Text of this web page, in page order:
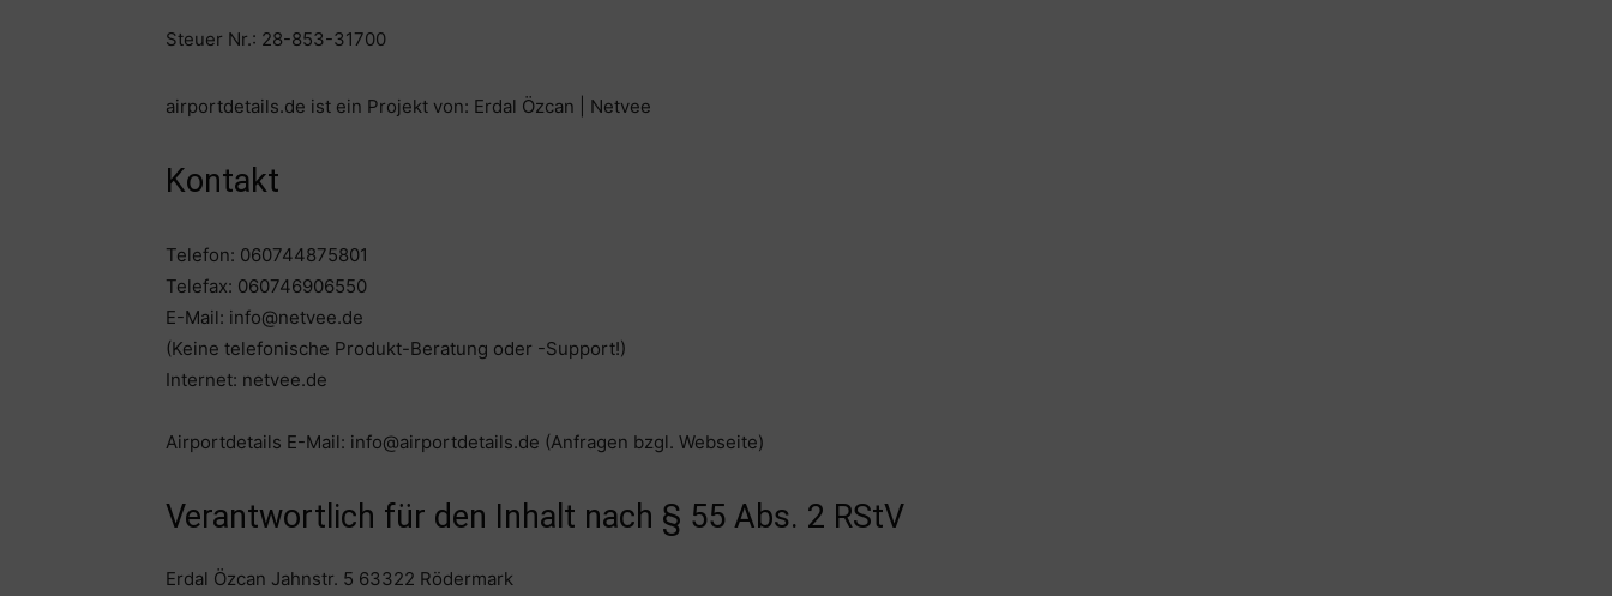
Steuer Nr.: 28-853-31700
airportdetails.de ist ein Projekt von: Erdal Özcan | Netvee
Kontakt
Telefon: 060744875801
Telefax: 060746906550
E-Mail: info@netvee.de
(Keine telefonische Produkt-Beratung oder -Support!)
Internet: netvee.de
Airportdetails E-Mail: info@airportdetails.de (Anfragen bzgl. Webseite)
Verantwortlich für den Inhalt nach § 55 Abs. 2 RStV
Erdal Özcan Jahnstr. 5 63322 Rödermark